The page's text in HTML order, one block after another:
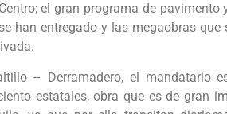
el gran programa de pavimento
han entregado y las megaobras
– Derramadero, el mandatario
estatales, obra que es de gran